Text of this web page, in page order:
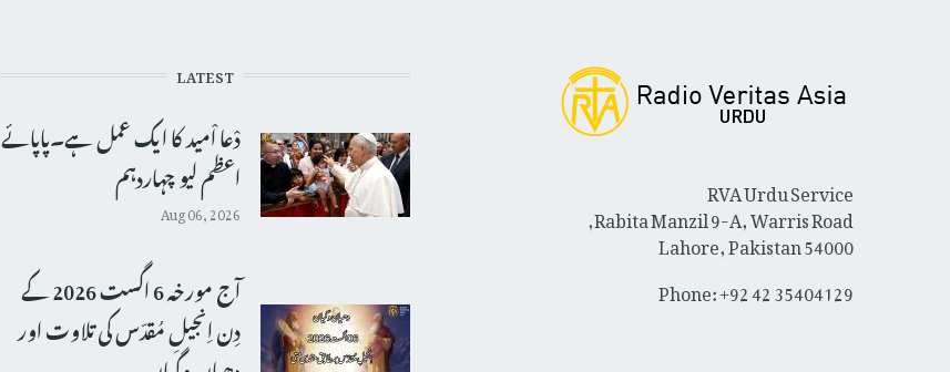
RVA Urdu Service
Rabita Manzil 9-A, Warris Road,
Lahore, Pakistan 54000
Phone: +92 42 35404129
LATEST
دْعا اْمید کا ایک عمل ہے۔پاپائے
اعظم لیو چہاردہم
Aug 06, 2026
آج مورخہ 6 اگست 2026 کے
دِن اِنجیلِ مُقدّس کی تلاوت اور